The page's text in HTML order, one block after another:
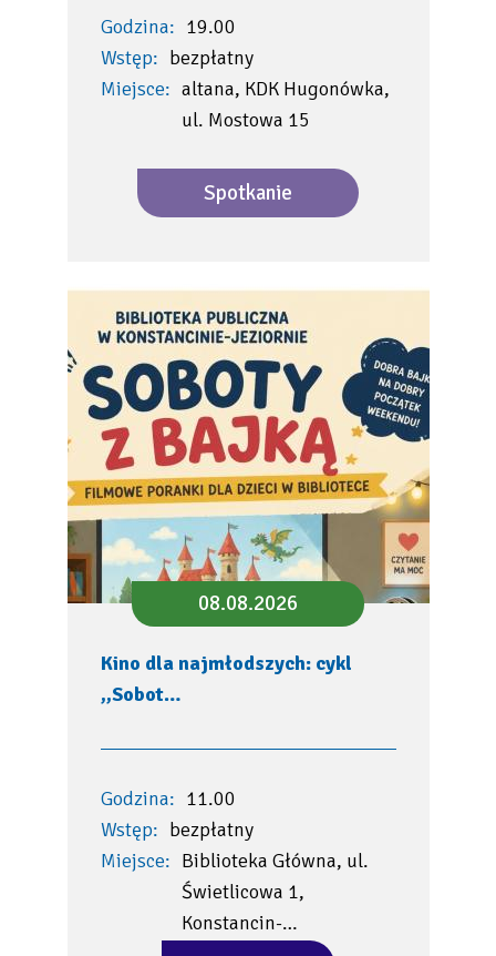
Godzina: 19.00
Wstęp: bezpłatny
Miejsce: altana, KDK Hugonówka,
ul. Mostowa 15
Spotkanie
08.08.2026
Kino dla najmłodszych: cykl
,,Sobot…
Godzina: 11.00
Wstęp: bezpłatny
Miejsce: Biblioteka Główna, ul.
Świetlicowa 1,
Konstancin-…